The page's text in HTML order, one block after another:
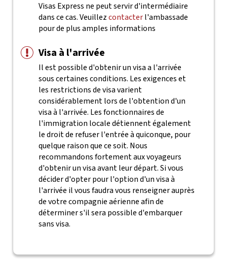
Visas Express ne peut servir d'intermédiaire
dans ce cas. Veuillezcontacterl'ambassade
pour de plus amples informations
Visa à l'arrivée
Il est possible d'obtenir un visa a l'arrivée
sous certaines conditions. Les exigences et
les restrictions de visa varient
considérablement lors de l'obtention d'un
visa à l'arrivée. Les fonctionnaires de
l'immigration locale détiennent également
le droit de refuser l'entrée à quiconque, pour
quelque raison que ce soit. Nous
recommandons fortement aux voyageurs
d'obtenir un visa avant leur départ. Si vous
décider d'opter pour l'option d'un visa à
l'arrivée il vous faudra vous renseigner auprès
de votre compagnie aérienne afin de
déterminer s'il sera possible d'embarquer
sans visa.